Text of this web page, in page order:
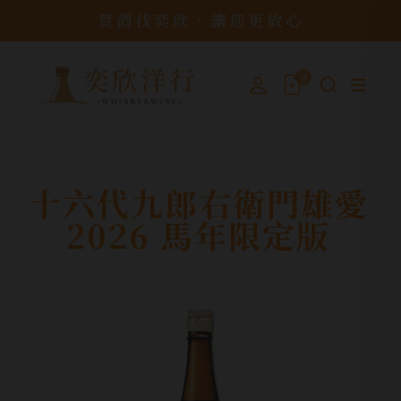
買酒找奕欣，讓您更放心
十六代九郎右衛門雄愛
2026 馬年限定版